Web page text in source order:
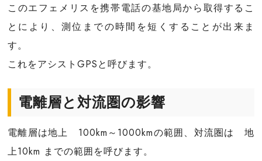
このエフェメリスを携帯電話の基地局から取得するこ
とにより、測位までの時間を短くすることが出来ま
す。
これをアシストGPSと呼びます。
電離層と対流圏の影響
電離層は地上 100km～1000kmの範囲、対流圏は 地
上10km までの範囲を呼びます。